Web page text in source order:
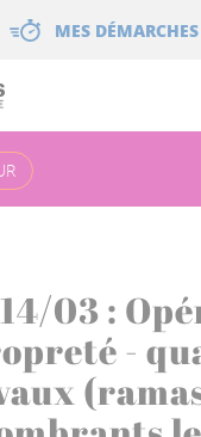
MES DÉMARCHES
03 :
-